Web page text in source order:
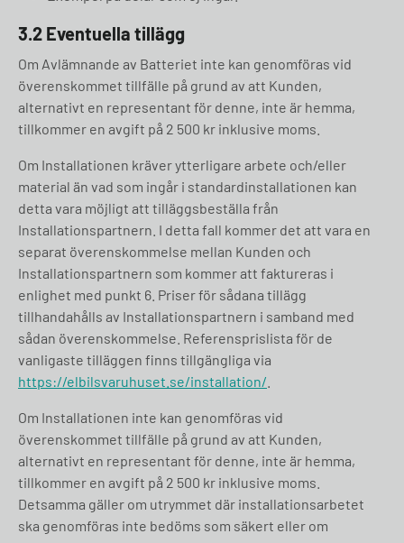
3.2 Eventuella tillägg
Om Avlämnande av Batteriet inte kan genomföras vid
överenskommet tillfälle på grund av att Kunden,
alternativt en representant för denne, inte är hemma,
tillkommer en avgift på 2 500 kr inklusive moms.
Om Installationen kräver ytterligare arbete och/eller
material än vad som ingår i standardinstallationen kan
detta vara möjligt att tilläggsbeställa från
Installationspartnern. I detta fall kommer det att vara en
separat överenskommelse mellan Kunden och
Installationspartnern som kommer att faktureras i
enlighet med punkt 6. Priser för sådana tillägg
tillhandahålls av Installationspartnern i samband med
sådan överenskommelse. Referensprislista för de
vanligaste tilläggen finns tillgängliga via
https://elbilsvaruhuset.se/installation/
Om Installationen inte kan genomföras vid
överenskommet tillfälle på grund av att Kunden,
alternativt en representant för denne, inte är hemma,
tillkommer en avgift på 2 500 kr inklusive moms.
Detsamma gäller om utrymmet där installationsarbetet
ska genomföras inte bedöms som säkert eller om